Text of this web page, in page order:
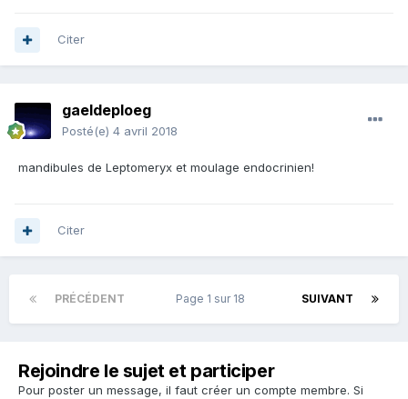
Citer
gaeldeploeg
Posté(e) 4 avril 2018
mandibules de Leptomeryx et moulage endocrinien!
Citer
PRÉCÉDENT SUIVANT
Page 1 sur 18
Rejoindre le sujet et participer
Pour poster un message, il faut créer un compte membre. Si